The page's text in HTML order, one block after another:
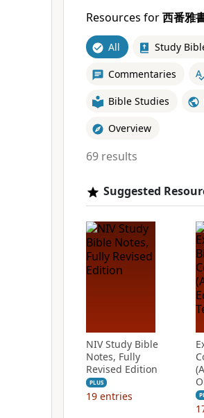
Resources for西番雅
All Study
Commentaries
Bible Studies
Overview
69 results
Suggested
NIV Study Bible
Notes, Fully
Revised Edition
PLUS
19 entries